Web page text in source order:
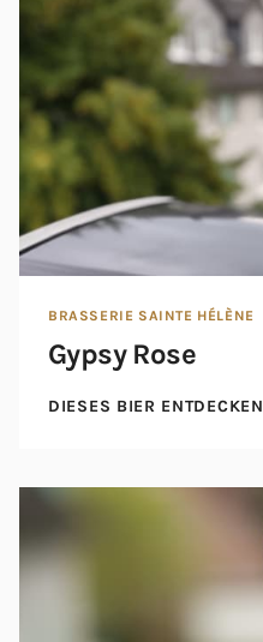
BRASSERIE SAINTE HÉLÈNE
Gypsy Rose
DIESES BIER ENTDECKEN